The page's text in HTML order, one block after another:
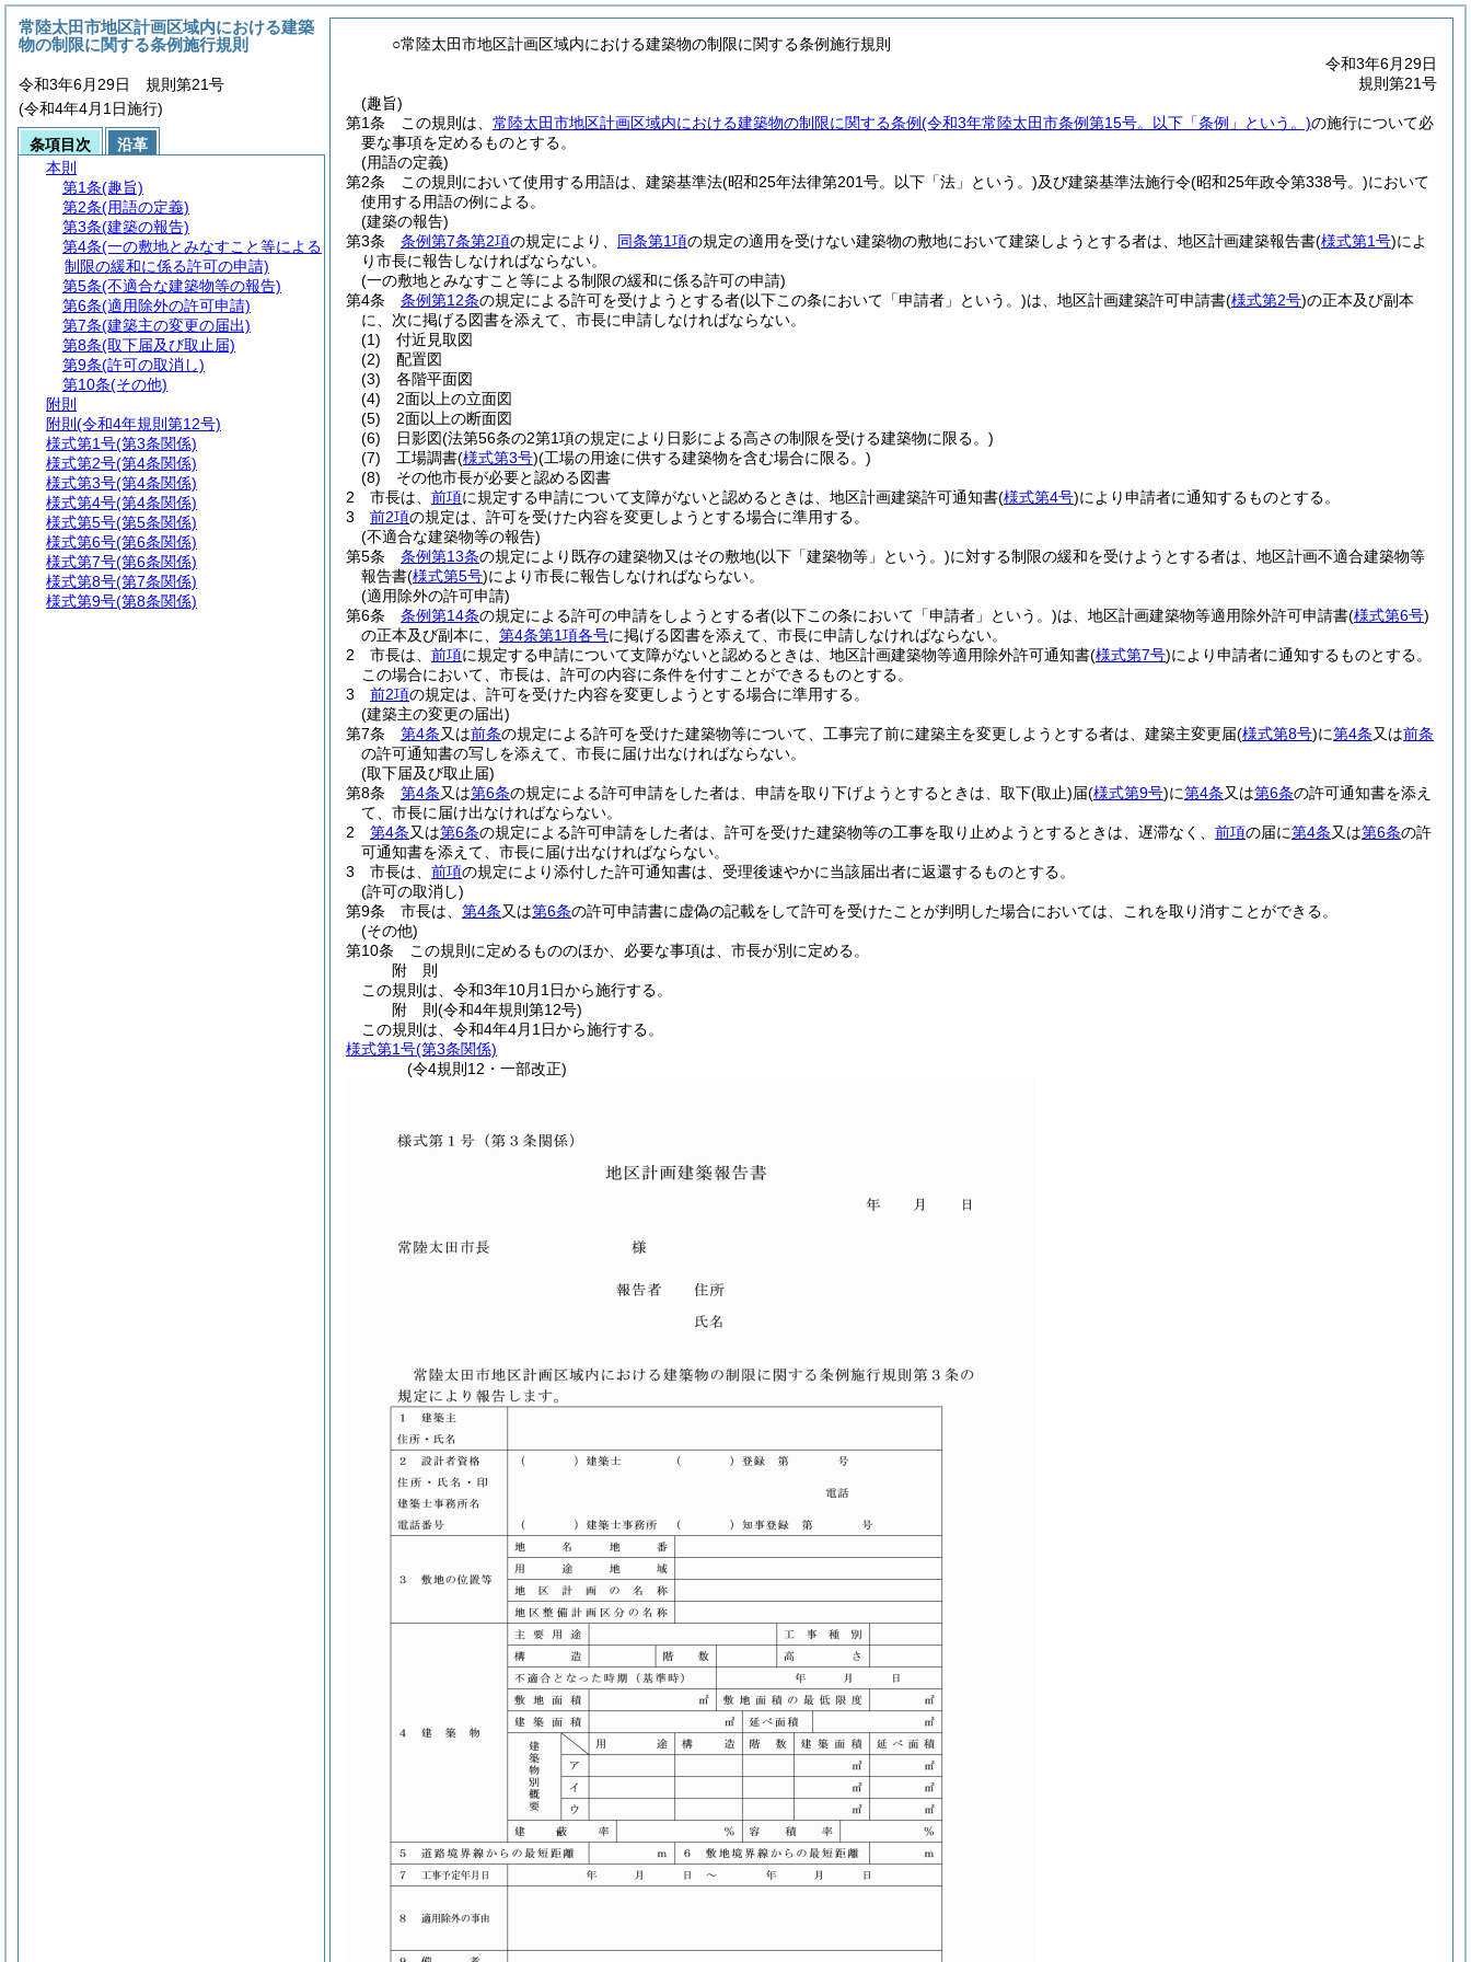
○常陸太田市地区計画区域内における建築物の制限に関する条例施行規則
令和3年6月29日
規則第21号
(趣旨)
第1条
この規則は、 常陸太田市地区計画区域内における建築物の制限に関する条例(令和3年常陸太田市条例第15号。以下「条例」という。)の施行について必
要な事項を定めるものとする。
(用語の定義)
第2条
この規則において使用する用語は、建築基準法(昭和25年法律第201号。以下「法」という。)及び建築基準法施行令(昭和25年政令第338号。)において
使用する用語の例による。
(建築の報告)
第3条
条例第7条第2項の規定により、 同条第1項の規定の適用を受けない建築物の敷地において建築しようとする者は、地区計画建築報告書(様式第1号)によ
り市長に報告しなければならない。
(一の敷地とみなすこと等による制限の緩和に係る許可の申請)
第4条
条例第12条の規定による許可を受けようとする者(以下この条において「申請者」という。)は、地区計画建築許可申請書(様式第2号)の正本及び副本
に、次に掲げる図書を添えて、市長に申請しなければならない。
(1)
付近見取図
(2)
配置図
(3)
各階平面図
(4)
2面以上の立面図
(5)
2面以上の断面図
(6)
日影図(法第56条の2第1項の規定により日影による高さの制限を受ける建築物に限る。)
(7)
工場調書(様式第3号)(工場の用途に供する建築物を含む場合に限る。)
(8)
その他市長が必要と認める図書
2
市長は、 前項に規定する申請について支障がないと認めるときは、地区計画建築許可通知書(様式第4号)により申請者に通知するものとする。
3
前2項の規定は、許可を受けた内容を変更しようとする場合に準用する。
(不適合な建築物等の報告)
第5条
条例第13条の規定により既存の建築物又はその敷地(以下「建築物等」という。)に対する制限の緩和を受けようとする者は、地区計画不適合建築物等
報告書(様式第5号)により市長に報告しなければならない。
(適用除外の許可申請)
第6条
条例第14条の規定による許可の申請をしようとする者(以下この条において「申請者」という。)は、地区計画建築物等適用除外許可申請書(様式第6号)
の正本及び副本に、 第4条第1項各号に掲げる図書を添えて、市長に申請しなければならない。
2
市長は、 前項に規定する申請について支障がないと認めるときは、地区計画建築物等適用除外許可通知書(様式第7号)により申請者に通知するものとする。
この場合において、市長は、許可の内容に条件を付すことができるものとする。
3
前2項の規定は、許可を受けた内容を変更しようとする場合に準用する。
(建築主の変更の届出)
第7条
第4条又は前条の規定による許可を受けた建築物等について、工事完了前に建築主を変更しようとする者は、建築主変更届(様式第8号)に第4条又は前条
の許可通知書の写しを添えて、市長に届け出なければならない。
(取下届及び取止届)
第8条
第4条又は第6条の規定による許可申請をした者は、申請を取り下げようとするときは、取下(取止)届(様式第9号)に第4条又は第6条の許可通知書を添え
て、市長に届け出なければならない。
2
第4条又は第6条の規定による許可申請をした者は、許可を受けた建築物等の工事を取り止めようとするときは、遅滞なく、 前項の届に第4条又は第6条の許
可通知書を添えて、市長に届け出なければならない。
3
市長は、 前項の規定により添付した許可通知書は、受理後速やかに当該届出者に返還するものとする。
(許可の取消し)
第9条
市長は、 第4条又は第6条の許可申請書に虚偽の記載をして許可を受けたことが判明した場合においては、これを取り消すことができる。
(その他)
第10条
この規則に定めるもののほか、必要な事項は、市長が別に定める。
附 則
この規則は、令和3年10月1日から施行する。
附 則(令和4年規則第12号)
この規則は、令和4年4月1日から施行する。
様式第1号(第3条関係)
(令4規則12・一部改正)
常陸太田市地区計画区域内における建築
物の制限に関する条例施行規則
令和3年6月29日 規則第21号
(令和4年4月1日施行)
条項目次
沿革
本則
第1条(趣旨)
第2条(用語の定義)
第3条(建築の報告)
第4条(一の敷地とみなすこと等による
制限の緩和に係る許可の申請)
第5条(不適合な建築物等の報告)
第6条(適用除外の許可申請)
第7条(建築主の変更の届出)
第8条(取下届及び取止届)
第9条(許可の取消し)
第10条(その他)
附則
附則 (令和4年規則第12号)
様式第1号(第3条関係)
様式第2号(第4条関係)
様式第3号(第4条関係)
様式第4号(第4条関係)
様式第5号(第5条関係)
様式第6号(第6条関係)
様式第7号(第6条関係)
様式第8号(第7条関係)
様式第9号(第8条関係)